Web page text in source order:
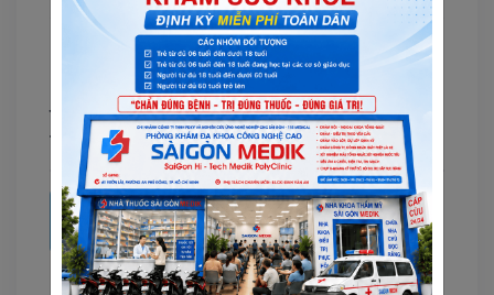
Nội soi dạ dày đại tràng có được bảo hiểm y tế chi trả không?
Điểm tựa cho khởi đầu Hài hòa cùng
thịnh vượng.
Doanh nghiệp
23/05/2024